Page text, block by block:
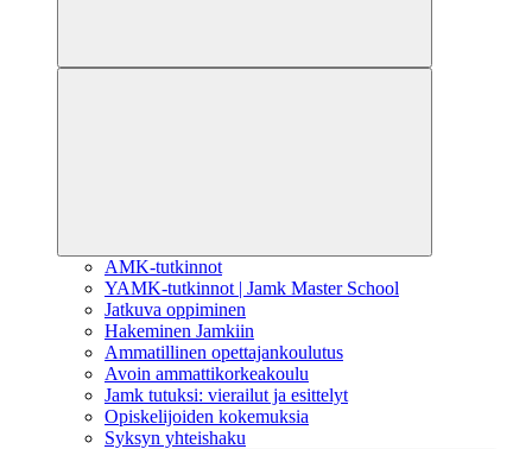
AMK-tutkinnot
YAMK-tutkinnot | Jamk Master School
Jatkuva oppiminen
Hakeminen Jamkiin
Ammatillinen opettajankoulutus
Avoin ammattikorkeakoulu
Jamk tutuksi: vierailut ja esittelyt
Opiskelijoiden kokemuksia
Syksyn yhteishaku